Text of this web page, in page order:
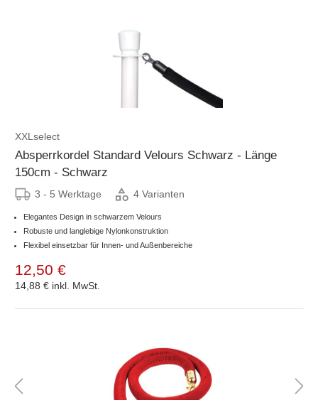
XXLselect
Absperrkordel Standard Velours Schwarz - Länge
150cm - Schwarz
3 - 5 Werktage 4 Varianten
Elegantes Design in schwarzem Velours
Robuste und langlebige Nylonkonstruktion
Flexibel einsetzbar für Innen- und Außenbereiche
12,50 €
14,88 € inkl. MwSt.